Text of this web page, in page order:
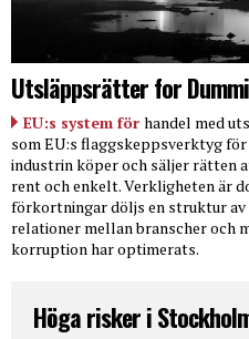
Utsläppsrätter for
EU:s system för handel med
som EU:s flaggskeppsverktyg
industrin köper och säljer rätten
rent och enkelt. Verkligheten är
förkortningar döljs en struktur
relationer mellan branscher och
korruption har optimerats.
Höga risker i